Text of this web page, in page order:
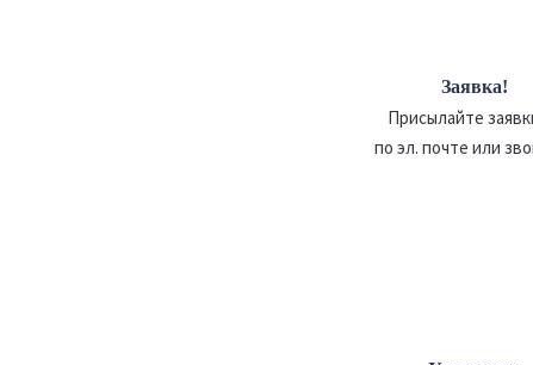
Заявка!
Присылайте
по эл. почте или